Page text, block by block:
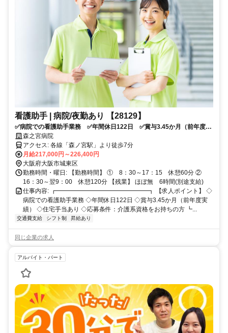
看護助手 | 病院/夜勤あり 【28129】
✅病院での看護助手業務 ✅年間休日122日 ✅賞与3.45か月（前年度実
績） ✅住宅手当あり ✅応募条件：介護系資格をお持ちの方
森之宮病院
アクセス: 各線「森ノ宮駅」より徒歩7分
月給217,000円～226,400円
大阪府大阪市城東区
勤務時間・曜日: 【勤務時間】 ① 8：30～17：15 休憩60分 ②
16：30～翌9：00 休憩120分 【残業】 ほぼ無 6時間(別途支給)
仕事内容: ┏━━━━━━━━━━━━━━━┓ 【求人ポイント】 ◇
病院での看護助手業務 ◇年間休日122日 ◇賞与3.45か月（前年度実
績） ◇住宅手当あり ◇応募条件：介護系資格をお持ちの方 ┗...
交通費支給 シフト制 昇給あり
同じ企業の求人
アルバイト・パート